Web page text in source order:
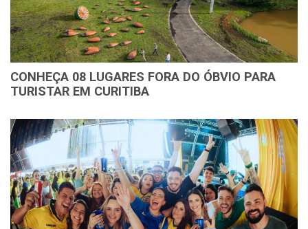
CONHEÇA 08 LUGARES FORA DO ÓBVIO PARA
TURISTAR EM CURITIBA